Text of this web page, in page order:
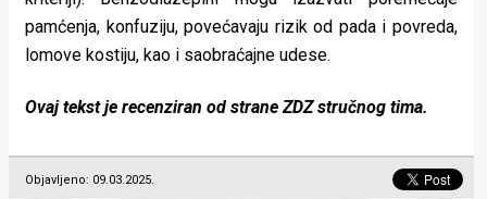
pamćenja, konfuziju, povećavaju rizik od pada i povreda,
lomove kostiju, kao i saobraćajne udese.
Ovaj tekst je recenziran od strane ZDZ stručnog tima.
Objavljeno: 09.03.2025.